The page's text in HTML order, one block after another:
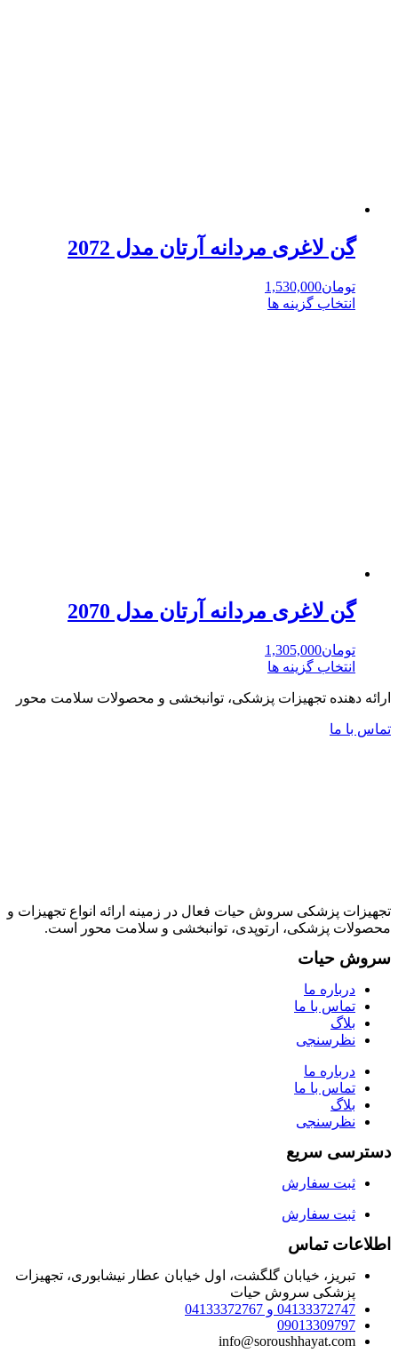
گن لاغری مردانه آرتان مدل 2072
تومان1,530,000
انتخاب گزینه ها
گن لاغری مردانه آرتان مدل 2070
تومان1,305,000
انتخاب گزینه ها
محصول
انواع
محصول
انتخاب
شوند
ارائه دهنده تجهیزات پزشکی، توانبخشی و محصولات سلامت محور
تماس با ما
تجهیزات پزشکی سروش حیات فعال در زمینه ارائه انواع تجهیزات و
محصولات پزشکی، ارتوپدی، توانبخشی و سلامت محور است.
سروش حیات
درباره ما
تماس با ما
بلاگ
نظرسنجی
درباره ما
تماس با ما
بلاگ
نظرسنجی
دسترسی سریع
ثبت سفارش
ثبت سفارش
اطلاعات تماس
تبریز، خیابان گلگشت، اول خیابان عطار نیشابوری، تجهیزات
پزشکی سروش حیات
04133372747 و 04133372767
09013309797
info@soroushhayat.com